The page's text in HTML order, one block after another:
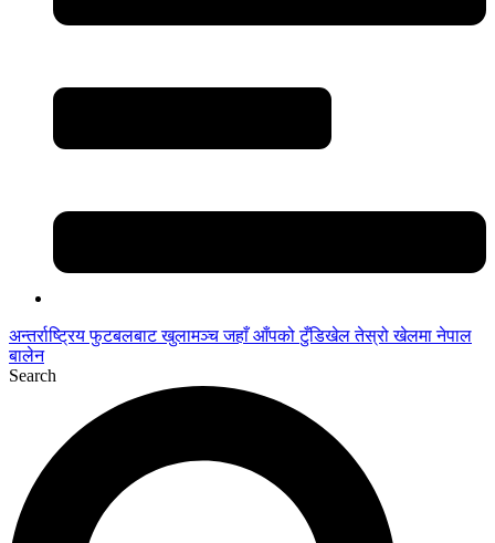
अन्तर्राष्ट्रिय फुटबलबाट खुलामञ्च जहाँ आँपको टुँडिखेल तेस्रो खेलमा नेपाल
बालेन
Search